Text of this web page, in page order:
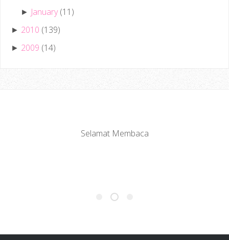
► January (11)
► 2010 (139)
► 2009 (14)
Selamat Membaca